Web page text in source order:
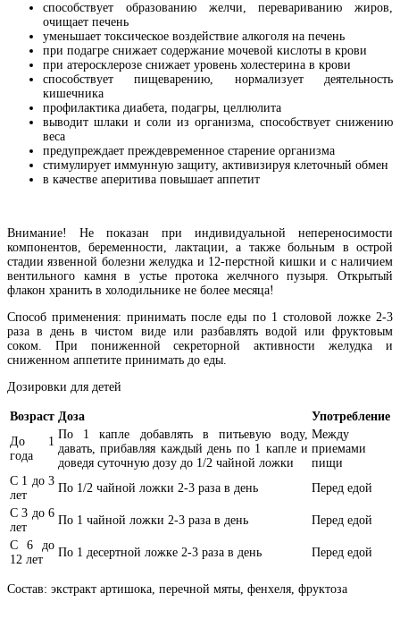
способствует образованию желчи, перевариванию жиров,
очищает печень
уменьшает токсическое воздействие алкоголя на печень
при подагре снижает содержание мочевой кислоты в крови
при атеросклерозе снижает уровень холестерина в крови
способствует пищеварению, нормализует деятельность
кишечника
профилактика диабета, подагры, целлюлита
выводит шлаки и соли из организма, способствует снижению
веса
предупреждает преждевременное старение организма
стимулирует иммунную защиту, активизируя клеточный обмен
в качестве аперитива повышает аппетит
Внимание! Не показан при индивидуальной непереносимости
компонентов, беременности, лактации, а также больным в острой
стадии язвенной болезни желудка и 12-перстной кишки и с наличием
вентильного камня в устье протока желчного пузыря. Открытый
флакон хранить в холодильнике не более месяца!
Способ применения: принимать после еды по 1 столовой ложке 2-3
раза в день в чистом виде или разбавлять водой или фруктовым
соком. При пониженной секреторной активности желудка и
сниженном аппетите принимать до еды.
Дозировки для детей
Возраст Доза
Употребление
До 1
года
По 1 капле добавлять в питьевую воду,
давать, прибавляя каждый день по 1 капле и
доведя суточную дозу до 1/2 чайной ложки
Между
приемами
пищи
С 1 до 3
лет
По 1/2 чайной ложки 2-3 раза в день
Перед едой
С 3 до 6
лет
По 1 чайной ложки 2-3 раза в день
Перед едой
С 6 до
12 лет
По 1 десертной ложке 2-3 раза в день Перед едой
Состав: экстракт артишока, перечной мяты, фенхеля, фруктоза